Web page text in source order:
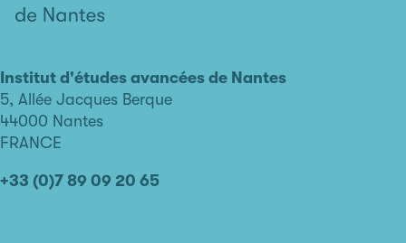
avancées
de
Nantes
Institut d'études avancées de Nantes
5, Allée Jacques Berque
44000 Nantes
FRANCE
+33 (0)7 89 09 20 65